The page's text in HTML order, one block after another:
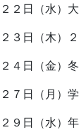
２２日（水）
２３日（木）
２４日（金）
２７日（月）
２９日（水）